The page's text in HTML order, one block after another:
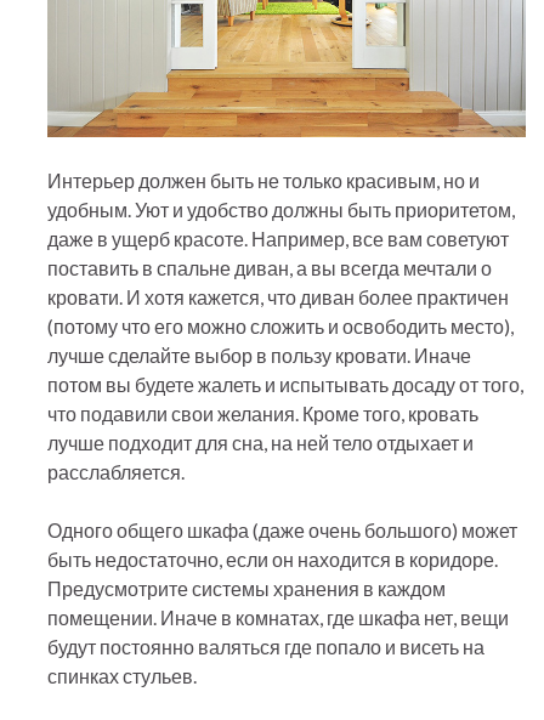
Интерьер должен быть не только красивым, но и
удобным. Уют и удобство должны быть приоритетом,
даже в ущерб красоте. Например, все вам советуют
поставить в спальне диван, а вы всегда мечтали о
кровати. И хотя кажется, что диван более практичен
(потому что его можно сложить и освободить место),
лучше сделайте выбор в пользу кровати. Иначе
потом вы будете жалеть и испытывать досаду от того,
что подавили свои желания. Кроме того, кровать
лучше подходит для сна, на ней тело отдыхает и
расслабляется.
Одного общего шкафа (даже очень большого) может
быть недостаточно, если он находится в коридоре.
Предусмотрите системы хранения в каждом
помещении. Иначе в комнатах, где шкафа нет, вещи
будут постоянно валяться где попало и висеть на
спинках стульев.